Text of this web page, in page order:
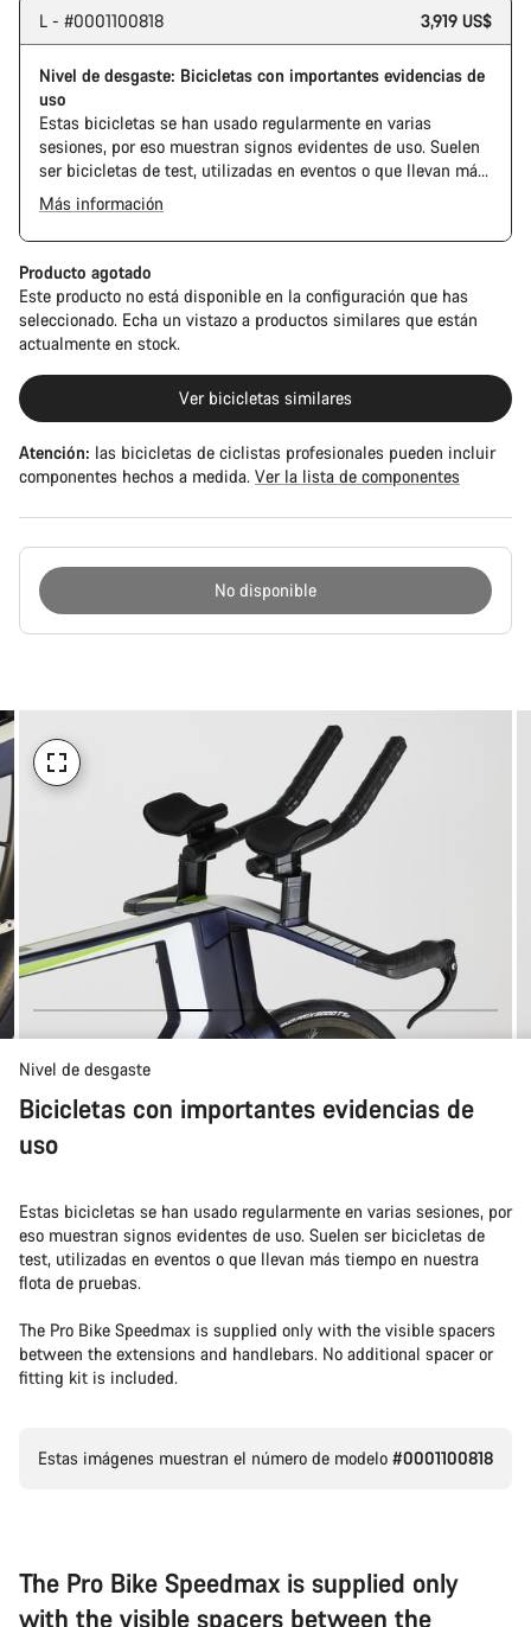
L - #0001100818 3,919 US$
Nivel de desgaste: Bicicletas con importantes evidencias de
uso
Estas bicicletas se han usado regularmente en varias
sesiones, por eso muestran signos evidentes de uso. Suelen
ser bicicletas de test, utilizadas en eventos o que llevan más
tiempo en nuestra flota de pruebas.
The Pro Bike Speedmax is supplied only with the visible
spacers between the extensions and handlebars. No
additional spacer or fitting kit is included.
Más información
Producto agotado
Este producto no está disponible en la configuración que has
seleccionado. Echa un vistazo a productos similares que están
actualmente en stock.
Ver bicicletas similares
Atención: las bicicletas de ciclistas profesionales pueden incluir
componentes hechos a medida. Ver la lista de componentes
No disponible
Nivel de desgaste
Bicicletas con importantes evidencias de
uso
Estas bicicletas se han usado regularmente en varias sesiones, por
eso muestran signos evidentes de uso. Suelen ser bicicletas de
test, utilizadas en eventos o que llevan más tiempo en nuestra
flota de pruebas.
The Pro Bike Speedmax is supplied only with the visible spacers
between the extensions and handlebars. No additional spacer or
fitting kit is included.
Estas imágenes muestran el número de modelo #0001100818
The Pro Bike Speedmax is supplied only
with the visible spacers between the